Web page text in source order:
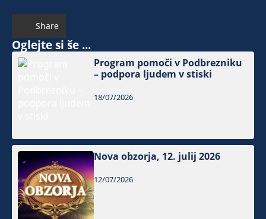
Share
Oglejte si še ...
Program pomoči v Podbrezniku
– podpora ljudem v stiski
18/07/2026
Nova obzorja, 12. julij 2026
12/07/2026